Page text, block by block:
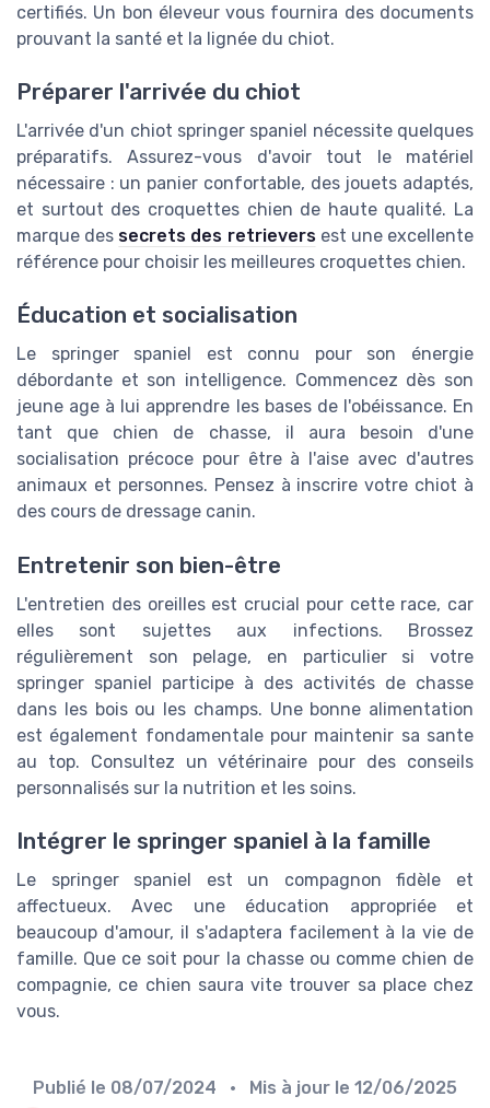
certifiés. Un bon éleveur vous fournira des documents
prouvant la santé et la lignée du chiot.
Préparer l'arrivée du chiot
L'arrivée d'un chiot springer spaniel nécessite quelques
préparatifs. Assurez-vous d'avoir tout le matériel
nécessaire : un panier confortable, des jouets adaptés,
et surtout des croquettes chien de haute qualité. La
marque des secrets des retrieversest une excellente
référence pour choisir les meilleures croquettes chien.
Éducation et socialisation
Le springer spaniel est connu pour son énergie
débordante et son intelligence. Commencez dès son
jeune age à lui apprendre les bases de l'obéissance. En
tant que chien de chasse, il aura besoin d'une
socialisation précoce pour être à l'aise avec d'autres
animaux et personnes. Pensez à inscrire votre chiot à
des cours de dressage canin.
Entretenir son bien-être
L'entretien des oreilles est crucial pour cette race, car
elles sont sujettes aux infections. Brossez
régulièrement son pelage, en particulier si votre
springer spaniel participe à des activités de chasse
dans les bois ou les champs. Une bonne alimentation
est également fondamentale pour maintenir sa sante
au top. Consultez un vétérinaire pour des conseils
personnalisés sur la nutrition et les soins.
Intégrer le springer spaniel à la famille
Le springer spaniel est un compagnon fidèle et
affectueux. Avec une éducation appropriée et
beaucoup d'amour, il s'adaptera facilement à la vie de
famille. Que ce soit pour la chasse ou comme chien de
compagnie, ce chien saura vite trouver sa place chez
vous.
Publié le 08/07/2024 • Mis à jour le 12/06/2025